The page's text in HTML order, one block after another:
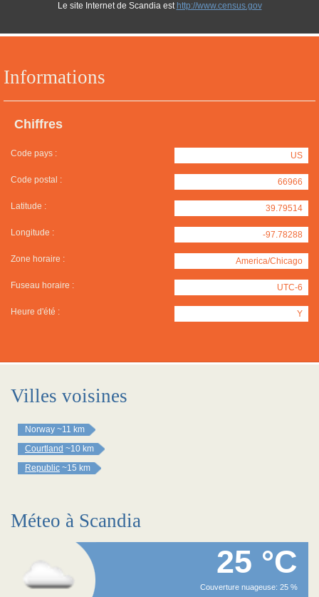
Informations
Chiffres
Code pays : US
Code postal : 66966
Latitude : 39.79514
Longitude : -97.78288
Zone horaire : America/Chicago
Fuseau horaire : UTC-6
Heure d'été : Y
Le site Internet de Scandia est http://www.census.gov
Villes voisines
Norway ~11 km
Courtland ~10 km
Republic ~15 km
Méteo à Scandia
25 °C
Couverture nuageuse: 25 %